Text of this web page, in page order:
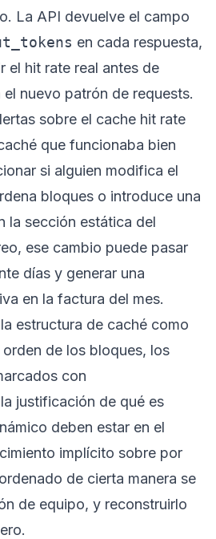
La API devuelve el campo
en cada respuesta,
el hit rate real antes de
nuevo patrón de requests.
sobre el cache hit rate
que funcionaba bien
si alguien modifica el
bloques o introduce una
la sección estática del
ese cambio puede pasar
días y generar una
en la factura del mes.
estructura de caché como
de los bloques, los
con
justificación de qué es
deben estar en el
implícito sobre por
de cierta manera se
de equipo, y reconstruirlo